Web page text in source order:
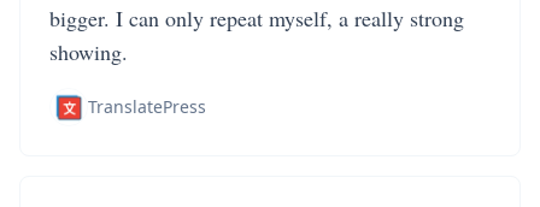
bigger. I can only repeat myself, a really strong
showing.
TranslatePress